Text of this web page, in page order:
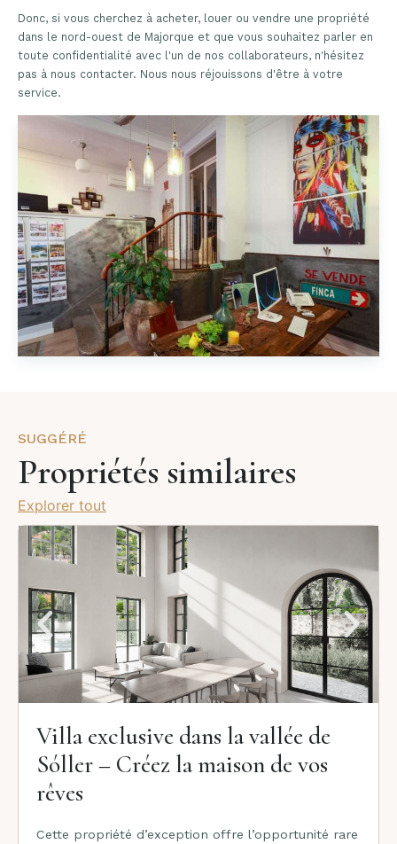
Donc, si vous cherchez à acheter, louer ou vendre une propriété
dans le nord-ouest de Majorque et que vous souhaitez parler en
toute confidentialité avec l'un de nos collaborateurs, n'hésitez
pas à nous contacter. Nous nous réjouissons d'être à votre
service.
SUGGÉRÉ
Propriétés similaires
Explorer tout
Villa exclusive dans la vallée de
Sóller – Créez la maison de vos
rêves
Cette propriété d’exception offre l’opportunité rare